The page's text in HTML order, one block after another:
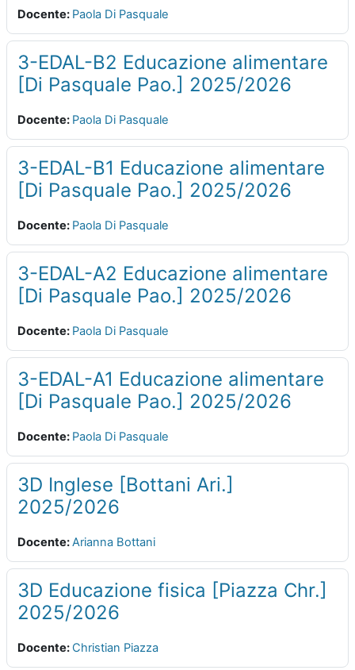
Docente: Paola Di Pasquale
3-EDAL-B2 Educazione alimentare
[Di Pasquale Pao.] 2025/2026
Docente: Paola Di Pasquale
3-EDAL-B1 Educazione alimentare
[Di Pasquale Pao.] 2025/2026
Docente: Paola Di Pasquale
3-EDAL-A2 Educazione alimentare
[Di Pasquale Pao.] 2025/2026
Docente: Paola Di Pasquale
3-EDAL-A1 Educazione alimentare
[Di Pasquale Pao.] 2025/2026
Docente: Paola Di Pasquale
3D Inglese [Bottani Ari.]
2025/2026
Docente:Arianna Bottani
3D Educazione fisica [Piazza Chr.]
2025/2026
Docente: Christian Piazza